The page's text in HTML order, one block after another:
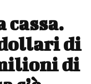
cassa.
di
di